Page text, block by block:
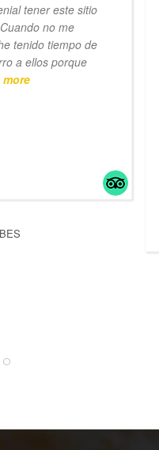
tener este sitio
no me
tenido tiempo de
a ellos porque
more